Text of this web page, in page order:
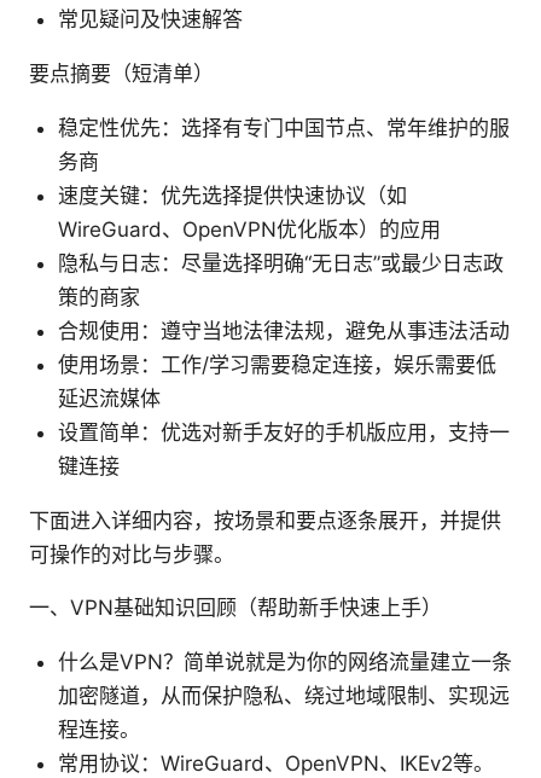
常见疑问及快速解答
要点摘要（短清单）
稳定性优先：选择有专门中国节点、常年维护的服
务商
速度关键：优先选择提供快速协议（如
WireGuard、OpenVPN优化版本）的应用
隐私与日志：尽量选择明确“无日志”或最少日志政
策的商家
合规使用：遵守当地法律法规，避免从事违法活动
使用场景：工作/学习需要稳定连接，娱乐需要低
延迟流媒体
设置简单：优选对新手友好的手机版应用，支持一
键连接
下面进入详细内容，按场景和要点逐条展开，并提供
可操作的对比与步骤。
一、VPN基础知识回顾（帮助新手快速上手）
什么是VPN？简单说就是为你的网络流量建立一条
加密隧道，从而保护隐私、绕过地域限制、实现远
程连接。
常用协议：WireGuard、OpenVPN、IKEv2等。